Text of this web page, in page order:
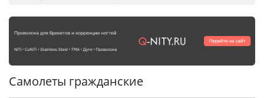
Самолеты гражданские